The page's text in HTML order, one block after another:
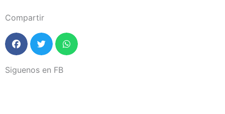
Compartir
Siguenos en FB